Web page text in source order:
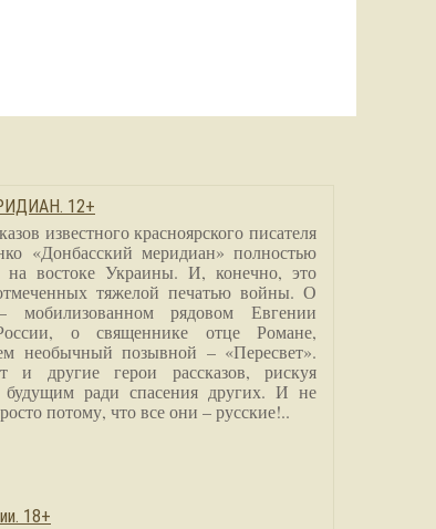
12+
известного красноярского писателя
«Донбасский меридиан» полностью
на востоке Украины. И, конечно, это
тяжелой печатью войны. О
мобилизованном рядовом Евгении
о священнике отце Романе,
необычный позывной – «Пересвет».
и другие герои рассказов, рискуя
будущим ради спасения других. И не
потому, что все они – русские!..
18+